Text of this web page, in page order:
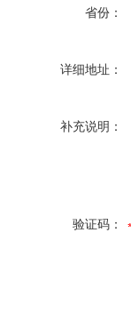
省份：
详细地址：
补充说明：
验证码：